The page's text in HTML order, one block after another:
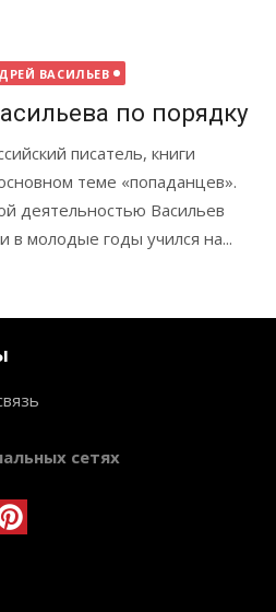
ВАСИЛЬЕВ
по порядку
писатель, книги
теме «попаданцев».
деятельностью Васильев
в молодые годы учился на...
сетях